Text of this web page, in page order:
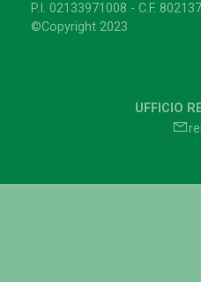
P.I. 02133971008 - C.F.
©Copyright 2023
UFFICIO